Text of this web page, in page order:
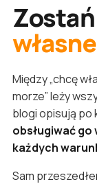
Między „chcę
morze” leży
blogi opisują po
obsługiwać go
każdych
Sam